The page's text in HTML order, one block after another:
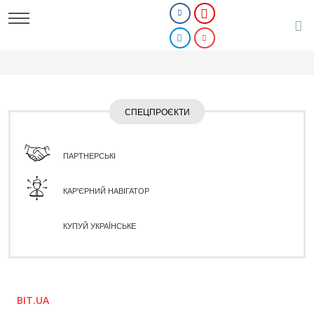
СПЕЦПРОЄКТИ
ПАРТНЕРСЬКІ
КАР'ЄРНИЙ НАВІГАТОР
КУПУЙ УКРАЇНСЬКЕ
BIT.UA